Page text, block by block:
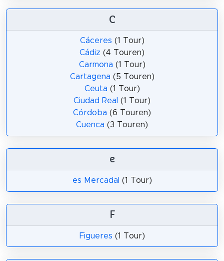
C
Cáceres (1 Tour)
Cádiz (4 Touren)
Carmona (1 Tour)
Cartagena (5 Touren)
Ceuta (1 Tour)
Ciudad Real (1 Tour)
Córdoba (6 Touren)
Cuenca (3 Touren)
e
es Mercadal (1 Tour)
F
Figueres (1 Tour)